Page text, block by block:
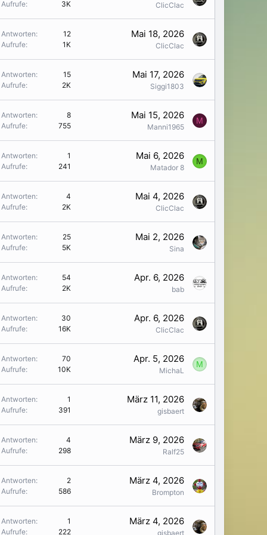
Aufrufe
3K ClicClac
Antworten
12
Aufrufe
1K
Mai 18, 2026
ClicClac
Antworten
15
Aufrufe
2K
Mai 17, 2026
Siggi1803
Antworten
8
Aufrufe
755
Mai 15, 2026
Manni1965
M
Antworten
1
Aufrufe
241
Mai 6, 2026
Matador 8
M
Antworten
4
Aufrufe
2K
Mai 4, 2026
ClicClac
Antworten
25
Aufrufe
5K
Mai 2, 2026
Sina
Antworten
54
Aufrufe
2K
Apr. 6, 2026
bab
Antworten
30
Aufrufe
16K
Apr. 6, 2026
ClicClac
Antworten
70
Aufrufe
10K
Apr. 5, 2026
MichaL
M
Antworten
1
Aufrufe
391
März 11, 2026
gisbaert
Antworten
4
Aufrufe
298
März 9, 2026
Ralf25
Antworten
2
Aufrufe
586
März 4, 2026
Brompton
Antworten
1
Aufrufe
222
März 4, 2026
gisbaert